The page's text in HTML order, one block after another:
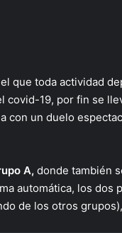
que toda actividad
covid-19, por fin se
con un duelo
A, donde también
automática, los
de los otros